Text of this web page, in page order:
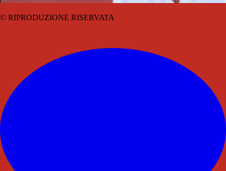
© RIPRODUZIONE RISERVATA